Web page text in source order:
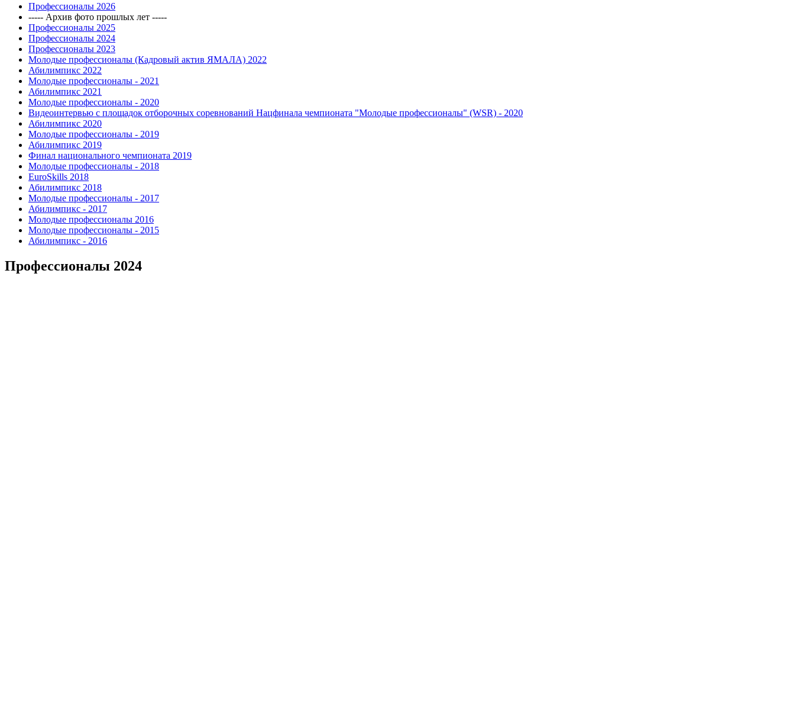
Профессионалы 2026
----- Архив фото прошлых лет -----
Профессионалы 2025
Профессионалы 2024
Профессионалы 2023
Молодые профессионалы (Кадровый актив ЯМАЛА) 2022
Абилимпикс 2022
Молодые профессионалы - 2021
Абилимпикс 2021
Молодые профессионалы - 2020
Видеоинтервью с площадок отборочных соревнований Нацфинала чемпионата "Молодые профессионалы" (WSR) - 2020
Абилимпикс 2020
Молодые профессионалы - 2019
Абилимпикс 2019
Финал национального чемпионата 2019
Молодые профессионалы - 2018
EuroSkills 2018
Абилимпикс 2018
Молодые профессионалы - 2017
Абилимпикс - 2017
Молодые профессионалы 2016
Молодые профессионалы - 2015
Абилимпикс - 2016
Профессионалы 2024